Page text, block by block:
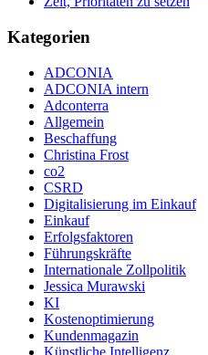
Kategorien
ADCONIA
ADCONIA intern
Adconterra
Allgemein
Beschaffung
Christina Frost
co2
CSRD
Digitalisierung im Einkauf
Einkauf
Erfolgsfaktoren
Führungskräfte
Internationale Zollpolitik
Jessica Murawski
KI
Kostenoptimierung
Kundenmagazin
Künstliche Intelligenz